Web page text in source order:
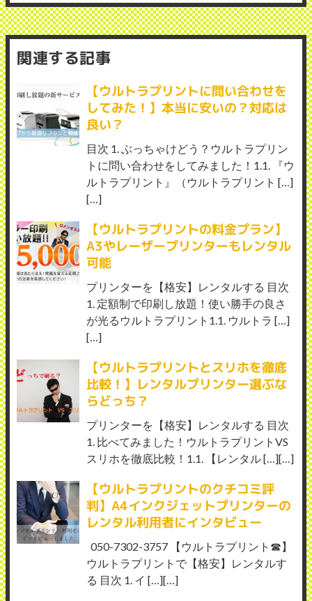
関連する記事
【ウルトラプリントに問い合わせを
してみた！】本当に安いの？対応は
良い？
目次 1. ぶっちゃけどう？ウルトラプリン
トに問い合わせをしてみました！1.1. 『ウ
ルトラプリント』（ウルトラプリント […]
[…]
【ウルトラプリントの料金プラン】
A3やレーザープリンターもレンタル
可能
プリンターを【格安】レンタルする 目次
1. 定額制で印刷し放題！使い勝手の良さ
が光るウルトラプリント1.1. ウルトラ […]
[…]
【ウルトラプリントとスリホを徹底
比較！】レンタルプリンター選ぶな
らどっち？
プリンターを【格安】レンタルする 目次
1. 比べてみました！ウルトラプリントVS
スリホを徹底比較！1.1. 【レンタル […][…]
【ウルトラプリントのクチコミ評
判】A4インクジェットプリンターの
レンタル利用者にインタビュー
050-7302-3757 【ウルトラプリント☎】
ウルトラプリントで【格安】レンタルす
る 目次 1. イ […][…]